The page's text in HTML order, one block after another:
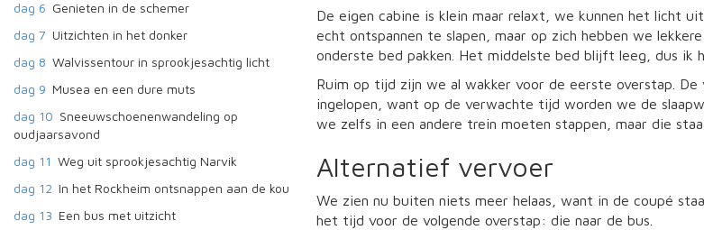
De eigen cabine is klein maar relaxt, we kunnen het licht
echt ontspannen te slapen, maar op zich hebben we
onderste bed pakken. Het middelste bed blijft leeg, dus ik
Ruim op tijd zijn we al wakker voor de eerste overstap.
ingelopen, want op de verwachte tijd worden we de
we zelfs in een andere trein moeten stappen, maar die
Alternatief vervoer
We zien nu buiten niets meer helaas, want in de coupé
het tijd voor de volgende overstap: die naar de bus.
dag 6 Genieten in de schemer
dag 7 Uitzichten in het donker
dag 8 Walvissentour in sprookjesachtig licht
dag 9 Musea en een dure muts
dag 10 Sneeuwschoenenwandeling op
oudjaarsavond
dag 11 Weg uit sprookjesachtig Narvik
dag 12 In het Rockheim ontsnappen aan de kou
dag 13 Een bus met uitzicht